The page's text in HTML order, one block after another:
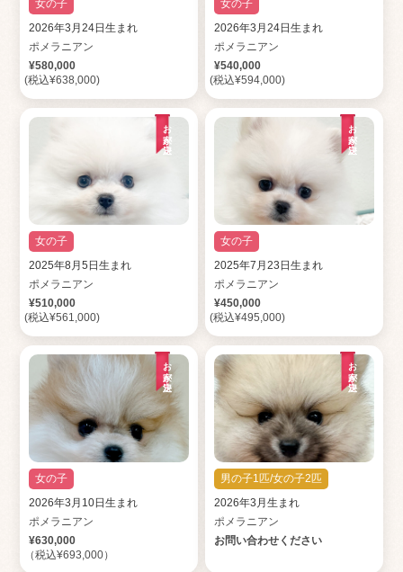
女の子
2026年3月24日生まれ
ポメラニアン
¥580,000
(税込¥638,000)
女の子
2026年3月24日生まれ
ポメラニアン
¥540,000
(税込¥594,000)
お家が決定
女の子
2025年8月5日生まれ
ポメラニアン
¥510,000
(税込¥561,000)
お家が決定
女の子
2025年7月23日生まれ
ポメラニアン
¥450,000
(税込¥495,000)
お家が決定
女の子
2026年3月10日生まれ
ポメラニアン
¥630,000
（税込¥693,000）
お家が決定
男の子1匹/女の子2匹
2026年3月生まれ
ポメラニアン
お問い合わせください